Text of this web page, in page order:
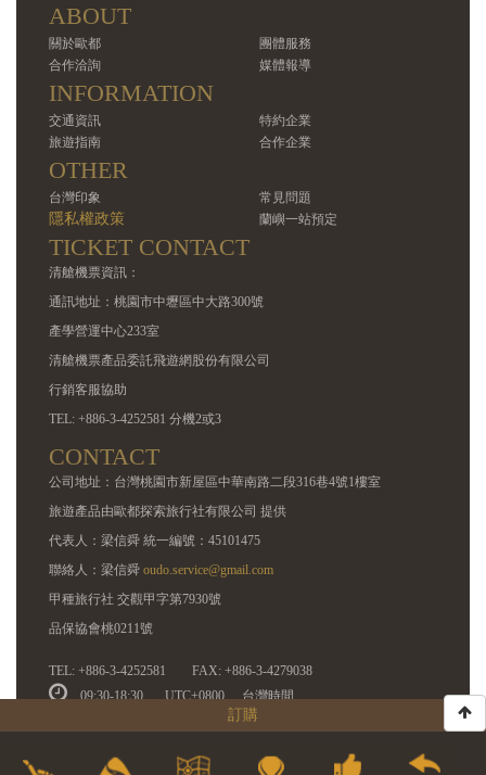
訂購
ABOUT
關於歐都
團體服務
合作洽詢
媒體報導
INFORMATION
交通資訊
特約企業
旅遊指南
合作企業
OTHER
台灣印象 常見問題
隱私權政策 蘭嶼一站預定
TICKET CONTACT
清艙機票資訊：
通訊地址：桃園市中壢區中大路300號
產學營運中心233室
清艙機票產品委託飛遊網股份有限公司
行銷客服協助
TEL: +886-3-4252581 分機2或3
CONTACT
公司地址：台灣桃園市新屋區中華南路二段316巷4號1樓室
旅遊產品由歐都探索旅行社有限公司 提供
代表人：梁信舜 統一編號：45101475
聯絡人：梁信舜 oudo.service@gmail.com
甲種旅行社 交觀甲字第7930號
品保協會桃0211號
TEL: +886-3-4252581
FAX: +886-3-4279038
09:30-18:30
UTC+0800
台灣時間
COPYRIGHT © 2014 OUDO EXPLORE | ALL RIGHTS RESERVED